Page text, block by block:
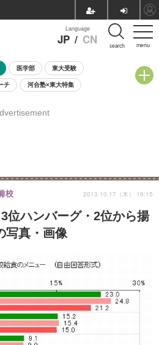
menu
Language
JP / CN search
医学部 東大受験
チ 河合塾×東大特集
学校説明会・相談会
位ハンバーグ・2位から揚
写真・画像
校 2013.10.17（木） 16:15